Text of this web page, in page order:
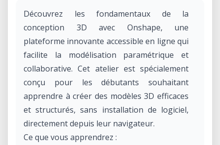
Découvrez les fondamentaux de la
conception 3D avec Onshape, une
plateforme innovante accessible en ligne qui
facilite la modélisation paramétrique et
collaborative. Cet atelier est spécialement
conçu pour les débutants souhaitant
apprendre à créer des modèles 3D efficaces
et structurés, sans installation de logiciel,
directement depuis leur navigateur.
Ce que vous apprendrez :